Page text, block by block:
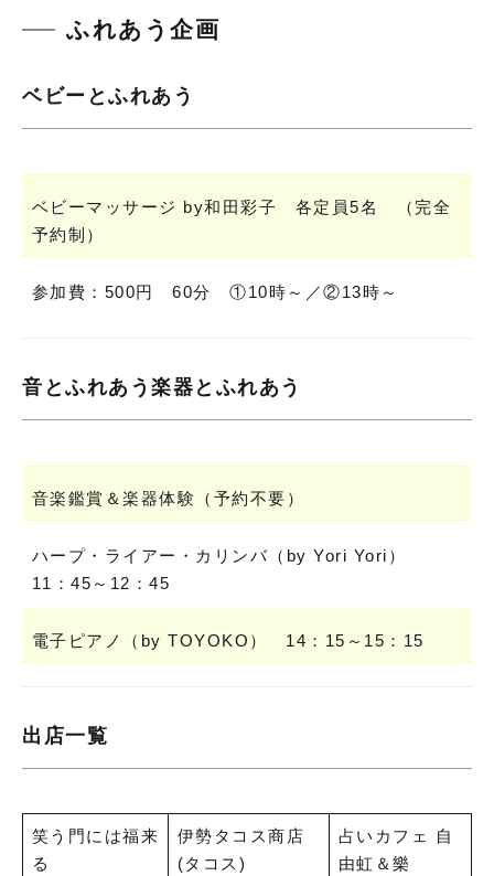
ふれあう企画
ベビーとふれあう
ベビーマッサージ by和田彩子 各定員5名 （完全
予約制）
参加費：500円 60分 ①10時～／②13時～
音とふれあう楽器とふれあう
音楽鑑賞＆楽器体験（予約不要）
ハープ・ライアー・カリンバ（by Yori Yori）
11：45～12：45
電子ピアノ（by TOYOKO） 14：15～15：15
出店一覧
笑う門には福来
る
伊勢タコス商店
(タコス)
占いカフェ 自
由虹＆樂